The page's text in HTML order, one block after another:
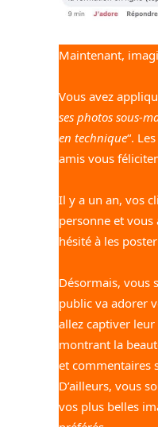
Maintenant,
Vous avez
ses photos sous-
en technique“.
amis vous
Il y a un an, vos
personne et
hésité à les
Désormais, vous
public va adorer
allez captiver
montrant la
et commentaires
D’ailleurs, vous
vos plus belles